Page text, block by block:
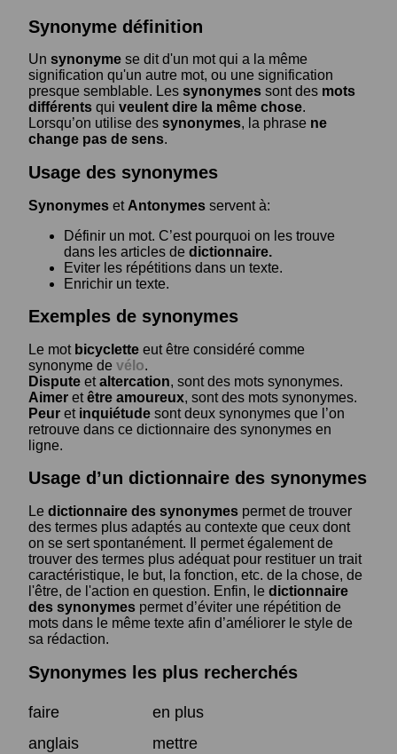
Synonyme définition
Un synonyme se dit d'un mot qui a la même
signification qu'un autre mot, ou une signification
presque semblable. Les synonymes sont des mots
différents qui veulent dire la même chose.
Lorsqu’on utilise des synonymes, la phrase ne
change pas de sens.
Usage des synonymes
Synonymes et Antonymes servent à:
Définir un mot. C’est pourquoi on les trouve
dans les articles de dictionnaire.
Eviter les répétitions dans un texte.
Enrichir un texte.
Exemples de synonymes
Le mot bicyclette eut être considéré comme
synonyme de vélo.
Dispute etaltercation, sont des mots synonymes.
Aimer etêtre amoureux, sont des mots synonymes.
Peur et inquiétude sont deux synonymes que l’on
retrouve dans ce dictionnaire des synonymes en
ligne.
Usage d’un dictionnaire des synonymes
Le dictionnaire des synonymes permet de trouver
des termes plus adaptés au contexte que ceux dont
on se sert spontanément. Il permet également de
trouver des termes plus adéquat pour restituer un trait
caractéristique, le but, la fonction, etc. de la chose, de
l'être, de l'action en question. Enfin, le dictionnaire
des synonymes permet d’éviter une répétition de
mots dans le même texte afin d’améliorer le style de
sa rédaction.
Synonymes les plus recherchés
faire
en plus
anglais
mettre